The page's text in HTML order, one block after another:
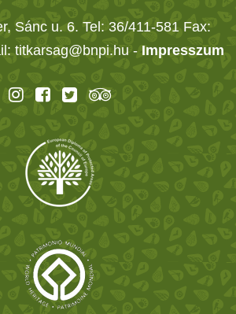
Sánc u. 6. Tel: 36/411-581 Fax:
titkarsag@bnpi.hu - Impresszum